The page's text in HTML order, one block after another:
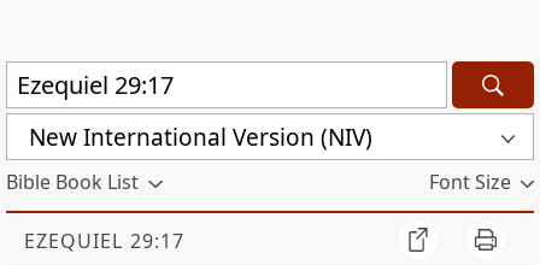
New International Version (NIV)
Bible Book List Font Size
EZEQUIEL 29:17